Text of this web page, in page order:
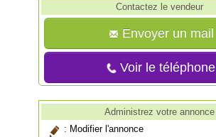
Contactez le vendeur
Envoyer un mail
Voir le téléphone
Administrez votre annonce
: Modifier l'annonce